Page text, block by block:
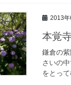
2013年
本覚
鎌倉の
さいの
をとって